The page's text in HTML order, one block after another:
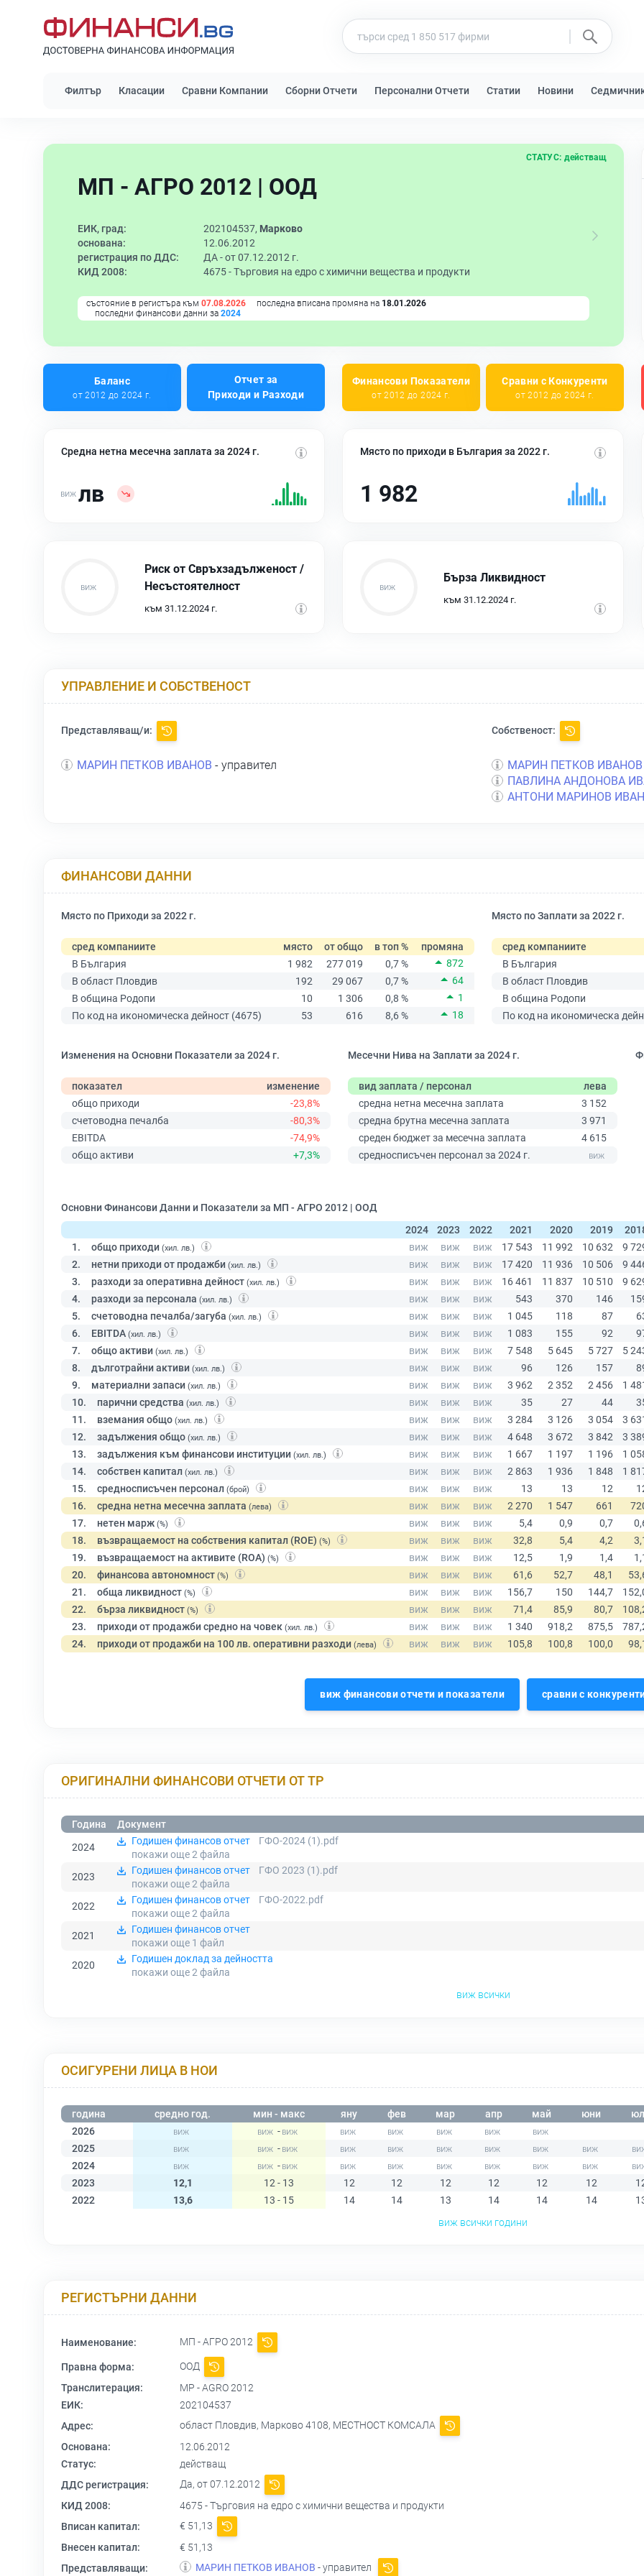
Филтър Класации Сравни Компании Сборни Отчети Персонални Отчети Статии Новини
МП - АГРО 2012 | ООД
СТАТУС: действащ
ЕИК, град: 202104537, Марково
основана:
12.06.2012
регистрация по ДДС:
ДА - от 07.12.2012 г.
КИД 2008:
4675 -Търговия на едро с химични вещества и продукти
състояние в регистъра към 07.08.2026 последна вписана промяна на 18.01.2026
последни финансови данни за 2024
Баланс
от 2012 до 2024 г.
Отчет за
Приходи и Разходи
Финансови Показатели
от 2012 до 2024 г.
Сравни с Конкуренти
от 2012 до 2024 г.
Средна нетна месечна заплата за 2024 г.
лв
Място по приходи в България за 2022 г.
1 982
Риск от Свръхзадълженост /
Несъстоятелност
към 31.12.2024 г.
Бърза Ликвидност
към 31.12.2024 г.
УПРАВЛЕНИЕ И СОБСТВЕНОСТ
Представляващ/и:
МАРИН ПЕТКОВ ИВАНОВ - управител
Собственост:
МАРИН ПЕТКОВ ИВАНОВ
ПАВЛИНА АНДОНОВА
АНТОНИ МАРИНОВ
ФИНАНСОВИ ДАННИ
Място по Приходи за 2022 г.
сред компаниите място от общо в топ %
промяна
В България
1 982 277 019 0,7 %
872
В област Пловдив
192 29 067 0,7 %
64
В община Родопи
10 1 306 0,8 %
1
По код на икономическа дейност (4675)
53 616 8,6 % 18
Място по Заплати за 2022 г.
сред компаниите
В България
В област Пловдив
В община Родопи
По код на икономическа
Изменения на Основни Показатели за 2024 г.
показател
изменение
общо приходи
-23,8%
счетоводна печалба
-80,3%
EBITDA
-74,9%
общо активи
+7,3%
Месечни Нива на Заплати за 2024 г.
вид заплата / персонал
лева
средна нетна месечна заплата
3 152
средна брутна месечна заплата
3 971
среден бюджет за месечна заплата
4 615
средносписъчен персонал за 2024 г.
Основни Финансови Данни и Показатели за МП - АГРО 2012 | ООД
2024
2023 2022 2021 2020 2019
1.
общо приходи (хил. лв.)
2. нетни приходи от продажби (хил. лв.)
3. разходи за оперативна дейност (хил. лв.)
4. разходи за персонала (хил. лв.)
5. счетоводна печалба/загуба (хил. лв.)
6. EBITDA (хил. лв.)
7. общо активи (хил. лв.)
8. дълготрайни активи (хил. лв.)
9. материални запаси (хил. лв.)
10. парични средства (хил. лв.)
11. вземания общо (хил. лв.)
12. задължения общо (хил. лв.)
13. задължения към финансови институции (хил. лв.)
14. собствен капитал (хил. лв.)
15. средносписъчен персонал (брой)
16. средна нетна месечна заплата (лева)
17. нетен марж (%)
18. възвращаемост на собствения капитал (ROE) (%)
19. възвращаемост на активите (ROA) (%)
20. финансова автономност (%)
21. обща ликвидност (%)
22. бърза ликвидност (%)
23. приходи от продажби средно на човек (хил. лв.)
24. приходи от продажби на 100 лв. оперативни разходи (лева)
виж финансови отчети и показатели сравни с
ОРИГИНАЛНИ ФИНАНСОВИ ОТЧЕТИ ОТ ТР
Година
Документ
2024
Годишен финансов отчет
ГФО-2024 (1).pdf
покажи още 2 файла
2023
Годишен финансов отчет
ГФО 2023 (1).pdf
покажи още 2 файла
2022
Годишен финансов отчет
ГФО-2022.pdf
покажи още 2 файла
2021
Годишен финансов отчет
покажи още 1 файл
2020
Годишен доклад за дейността
покажи още 2 файла
виж всички
ОСИГУРЕНИ ЛИЦА В НОИ
година средно год. мин - макс яну фев мар апр май юни
2026
-
2025
-
2024
-
2023
12,1 12 - 13 12 12 12 12 12 12
2022
13,6 13 - 15 14 14 13 14 14 14
виж всички години
РЕГИСТЪРНИ ДАННИ
Наименование: МП - АГРО 2012
Правна форма:
ООД
Транслитерация:
MP - AGRO 2012
ЕИК:
202104537
Адрес:
област Пловдив, Марково 4108, МЕСТНОСТ КОМСАЛА
Основана:
12.06.2012
Статус:
действащ
ДДС регистрация:
Да, от 07.12.2012
КИД 2008:
4675 - Търговия на едро с химични вещества и продукти
Вписан капитал:
€ 51,13
Внесен капитал:
€ 51,13
Представляващи:
МАРИН ПЕТКОВ ИВАНОВ - управител